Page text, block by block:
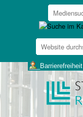
Website
durchsuchen
___Barrierefreiheit